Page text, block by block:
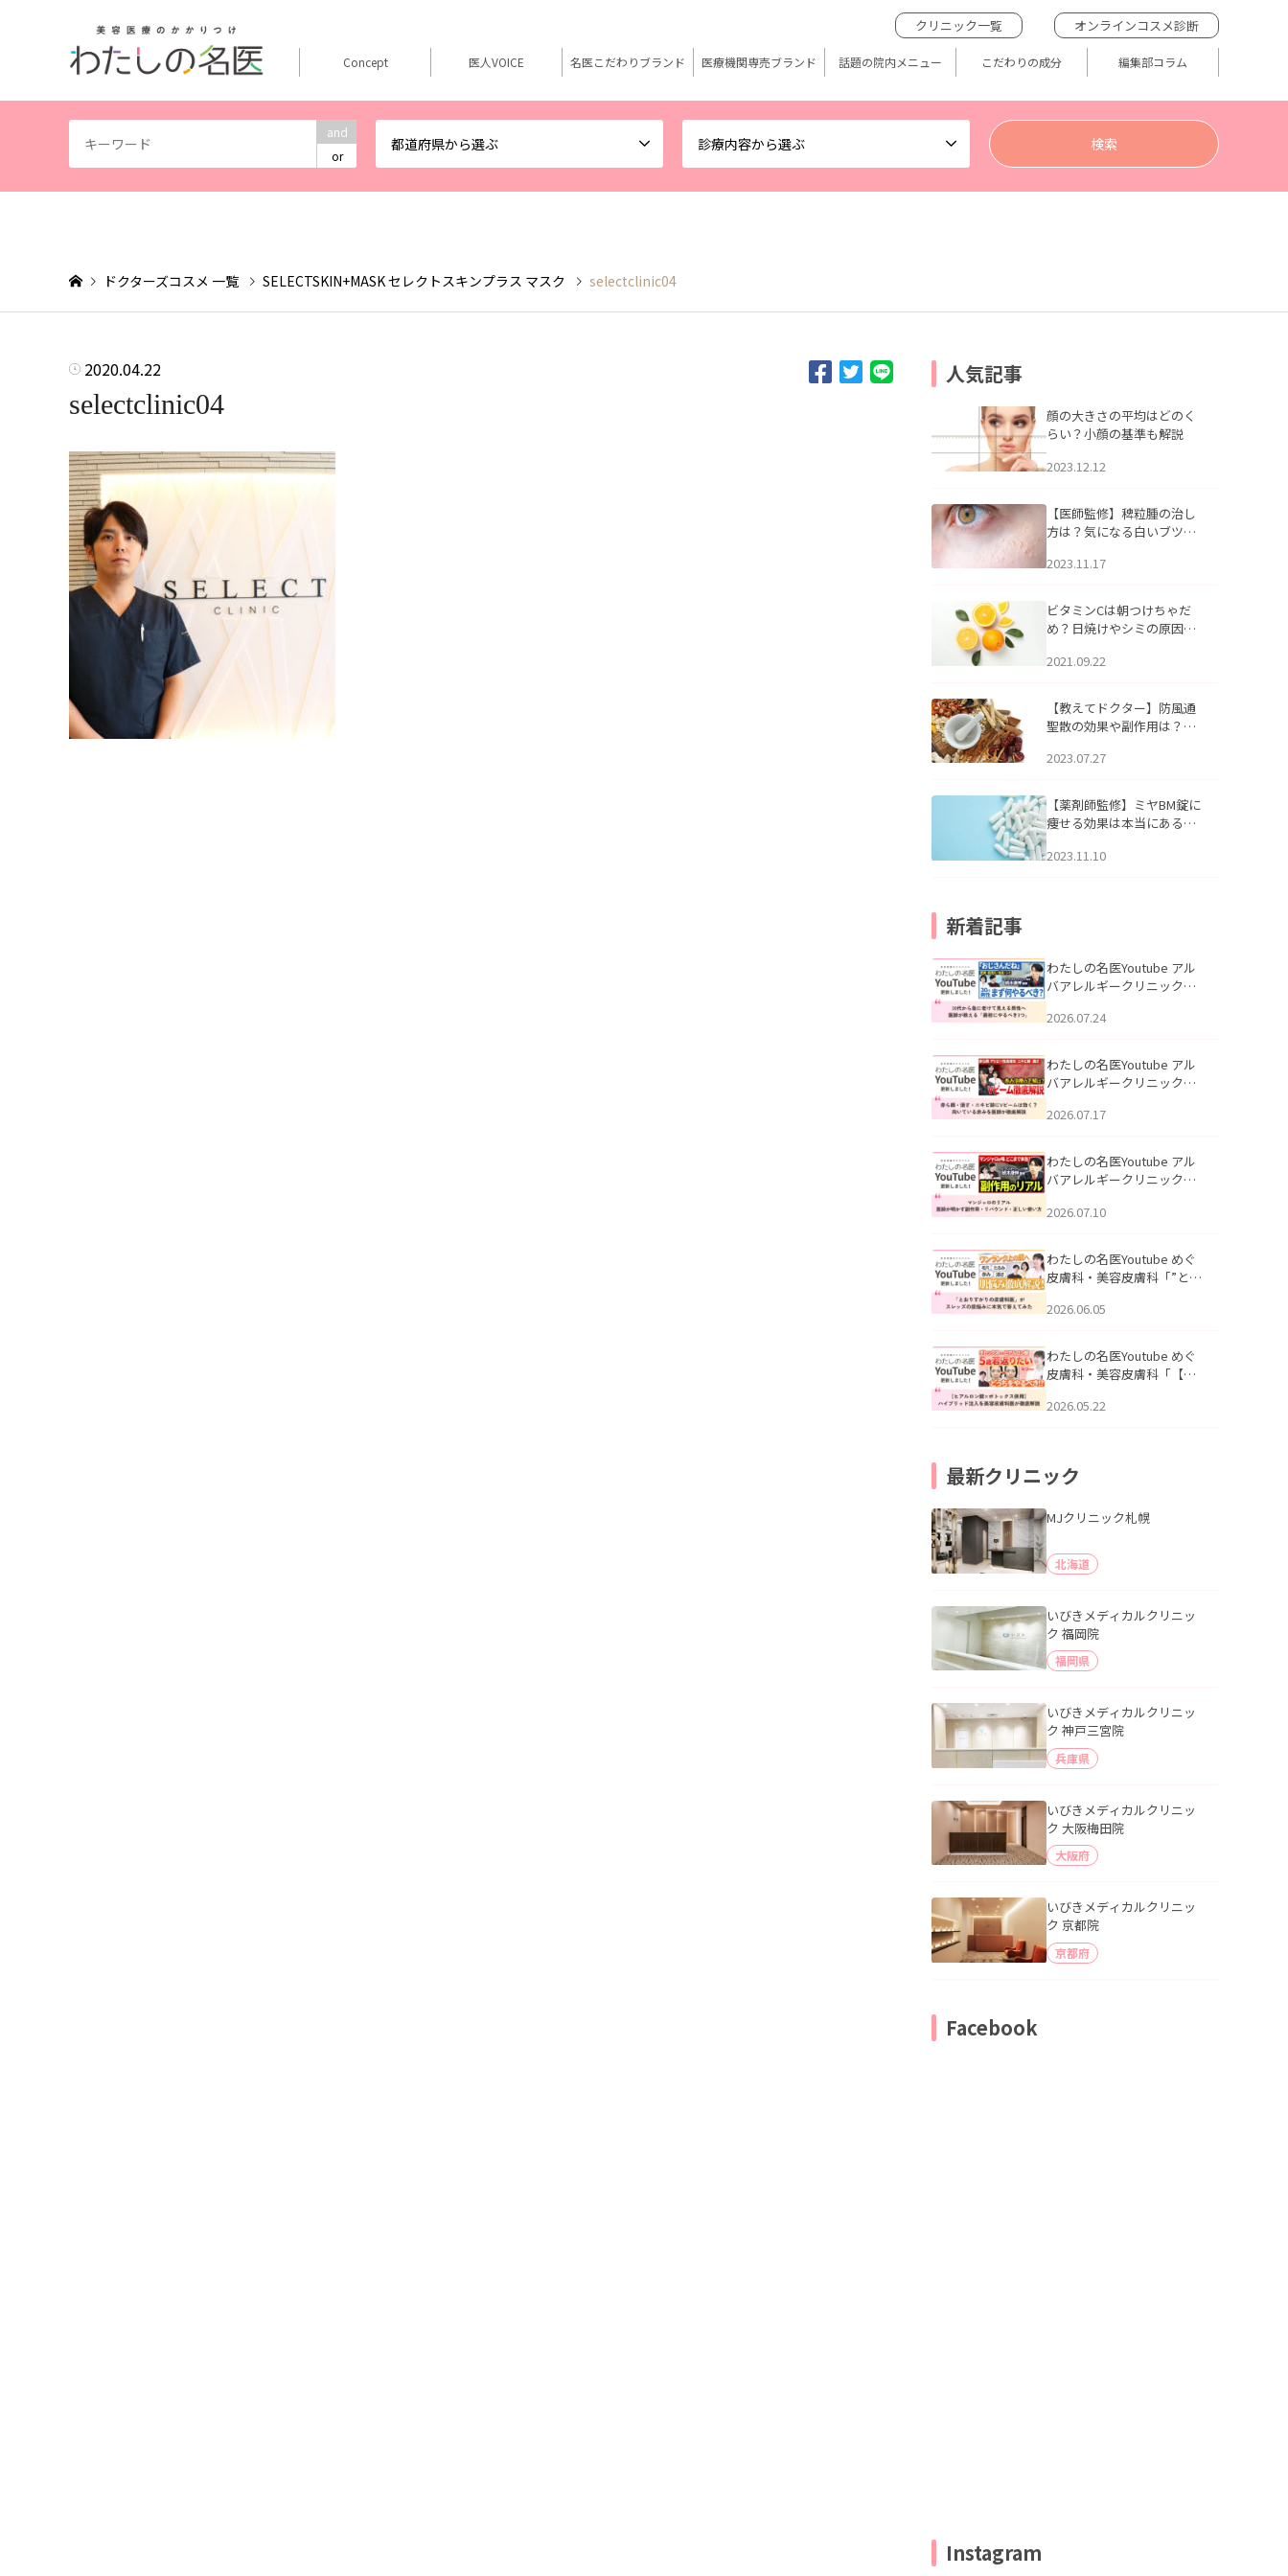
and
or
都道府県から選ぶ 診療内容から選ぶ
クリニック一覧 オンラインコスメ診断
Concept 医人VOICE 名医こだわりブランド 医療機関専売ブランド 話題の院内メニュー こだわりの成分 編集部コラム
ドクターズコスメ 一覧 SELECTSKIN+MASK セレクトスキンプラス マスク selectclinic04
2020.04.22
selectclinic04
人気記事
顔の大きさの平均はどのく
らい？小顔の基準も解説
2023.12.12
【医師監修】稗粒腫の治し
方は？気になる白いブツブ
アについて
2023.11.17
ビタミンCは朝つけちゃだ
め？日焼けやシミの原因に
2021.09.22
【教えてドクター】防風通
聖散の効果や副作用は？長
2023.07.27
【薬剤師監修】ミヤBM錠に
痩せる効果は本当にある
2023.11.10
新着記事
わたしの名医Youtube アル
バアレルギークリニック札
える男性へ｜医師が教える
公開いたしました。
2026.07.24
わたしの名医Youtube アル
バアレルギークリニック札
跡にVビームは効く？向いて
説」を公開いたしました。
2026.07.17
わたしの名医Youtube アル
バアレルギークリニック札
医師が明かす副作用・リバ
公開いたしました。
2026.07.10
わたしの名医Youtube めぐ
皮膚科・美容皮膚科「”とお
ッズの肌悩みに本気で答え
た。
2026.06.05
わたしの名医Youtube めぐ
皮膚科・美容皮膚科「【ヒ
用】ハイブリッド注入を美
2026.05.22
最新クリニック
MJクリニック札幌
北海道
いびきメディカルクリニッ
ク 福岡院
福岡県
いびきメディカルクリニッ
ク 神戸三宮院
兵庫県
いびきメディカルクリニッ
ク 大阪梅田院
大阪府
いびきメディカルクリニッ
ク 京都院
京都府
Facebook
Instagram